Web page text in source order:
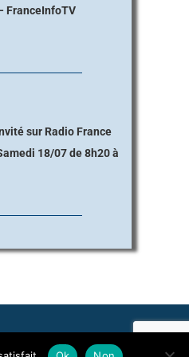
FranceInfoTV
sur Radio France
18/07 de 8h20 à